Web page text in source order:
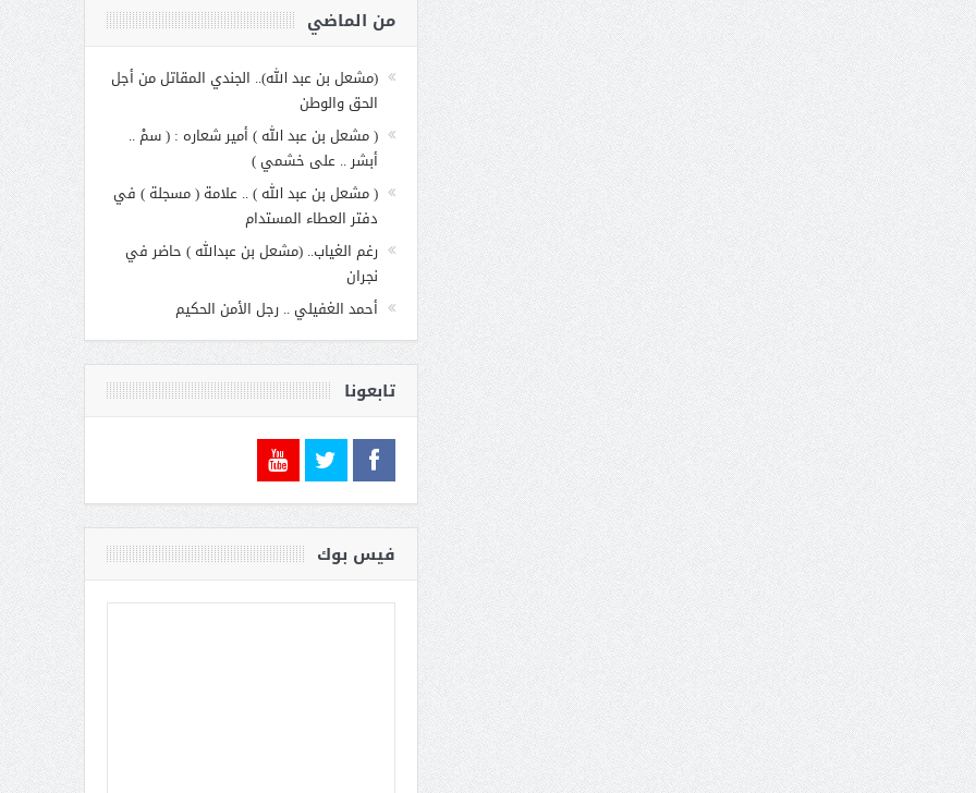
من الماضي
(مشعل بن عبد الله).. الجندي المقاتل من أجل
الحق والوطن
( مشعل بن عبد الله ) أمير شعاره : ( سمْ ..
أبشر .. على خشمي )
( مشعل بن عبد الله ) .. علامة ( مسجلة ) في
دفتر العطاء المستدام
رغم الغياب.. (مشعل بن عبدالله ) حاضر في
نجران
أحمد الغفيلي .. رجل الأمن الحكيم
تابعونا
فيس بوك